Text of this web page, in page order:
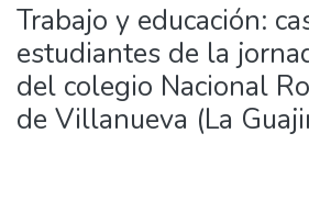
Trabajo y educación:
estudiantes de la
del colegio Nacional
de Villanueva (La